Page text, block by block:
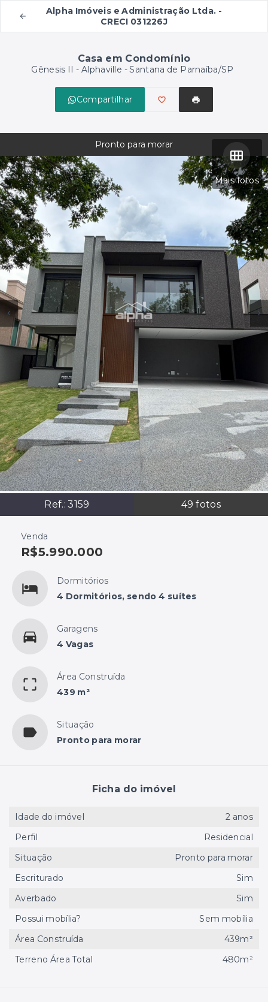
Alpha Imóveis e Administração Ltda. -
CRECI 031226J
Casa em Condomínio
Gênesis II -Alphaville - Santana de Parnaíba/SP
Compartilhar
Mais fotos
Ref.:3159 49 fotos
Pronto para morar
Venda
R$5.990.000
Dormitórios
4 Dormitórios, sendo 4 suítes
Garagens
4 Vagas
Área Construída
439 m²
Situação
Pronto para morar
Ficha do imóvel
Idade do imóvel
2 anos
Perfil
Residencial
Situação
Pronto para morar
Escriturado
Sim
Averbado
Sim
Possui mobília?
Sem mobília
Área Construída
439m²
Terreno Área Total
480m²